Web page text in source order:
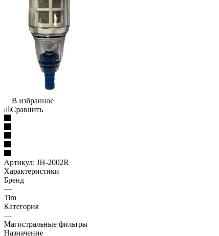
В избранное
Сравнить
Артикул: JH-2002R
Характеристики
Бренд
—
Tim
Категория
—
Магистральные фильтры
Назначение